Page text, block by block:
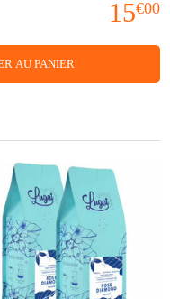
15€00
AU PANIER